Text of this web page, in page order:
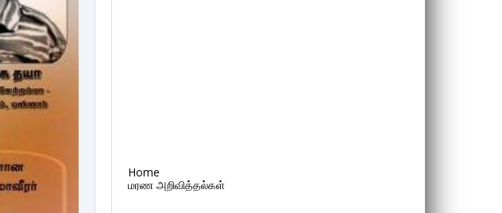
Home
மரண அறிவித்தல்கள்